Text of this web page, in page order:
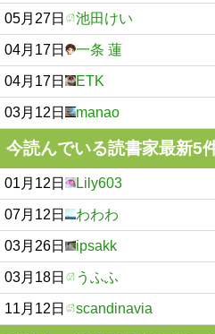
05月27日 池田けい
04月17日 一条 蓮
04月17日 ETK
03月12日 manao
今読んでいる読書家最新5
01月12日 Lily603
07月12日 わわわ
03月26日 ipsakk
03月18日 うふふ
11月12日 scandinavia